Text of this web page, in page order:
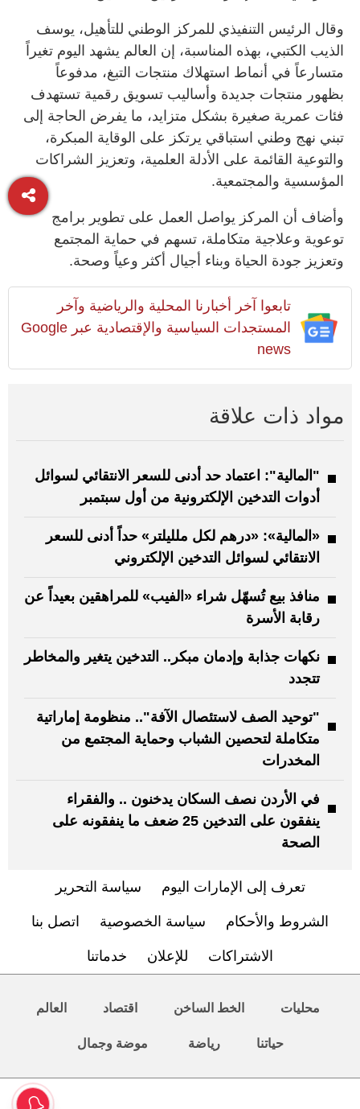
وقال الرئيس التنفيذي للمركز الوطني للتأهيل، يوسف
الذيب الكتبي، بهذه المناسبة، إن العالم يشهد اليوم تغيراً
متسارعاً في أنماط استهلاك منتجات التبغ، مدفوعاً
بظهور منتجات جديدة وأساليب تسويق رقمية تستهدف
فئات عمرية صغيرة بشكل متزايد، ما يفرض الحاجة إلى
تبني نهج وطني استباقي يرتكز على الوقاية المبكرة،
والتوعية القائمة على الأدلة العلمية، وتعزيز الشراكات
المؤسسية والمجتمعية.
وأضاف أن المركز يواصل العمل على تطوير برامج
توعوية وعلاجية متكاملة، تسهم في حماية المجتمع
وتعزيز جودة الحياة وبناء أجيال أكثر وعياً وصحة.
تابعوا آخر أخبارنا المحلية والرياضية وآخر
المستجدات السياسية والإقتصادية عبر Google
news
مواد ذات علاقة
"المالية": اعتماد حد أدنى للسعر الانتقائي لسوائل
أدوات التدخين الإلكترونية من أول سبتمبر
«المالية»: «درهم لكل ملليلتر» حداً أدنى للسعر
الانتقائي لسوائل التدخين الإلكتروني
منافذ بيع تُسهّل شراء «الفيب» للمراهقين بعيداً عن
رقابة الأسرة
نكهات جذابة وإدمان مبكر.. التدخين يتغير والمخاطر
تتجدد
"توحيد الصف لاستئصال الآفة".. منظومة إماراتية
متكاملة لتحصين الشباب وحماية المجتمع من
المخدرات
في الأردن نصف السكان يدخنون .. والفقراء
ينفقون على التدخين 25 ضعف ما ينفقونه على
الصحة
تعرف إلى الإمارات اليوم سياسة التحرير
الشروط والأحكام سياسة الخصوصية اتصل بنا
الاشتراكات للإعلان خدماتنا
محليات الخط الساخن اقتصاد العالم
حياتنا رياضة موضة وجمال